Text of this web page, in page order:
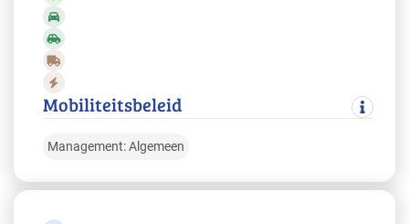
Mobiliteitsbeleid
Management: Algemeen